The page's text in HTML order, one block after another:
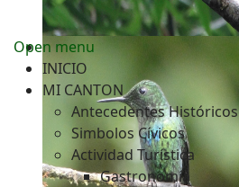
Open menu
INICIO
MI CANTON
Antecedentes Históricos
Simbolos Cívicos
Actividad Turística
Gastronomía